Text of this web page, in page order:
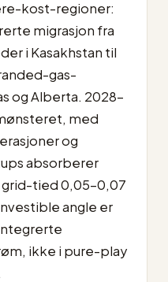
kost-regioner:
migrasjon fra
i Kasakhstan til
gas-
og Alberta. 2028-
med
og
absorberer
grid-tied 0,05–0,07
angle er
ikke i pure-play